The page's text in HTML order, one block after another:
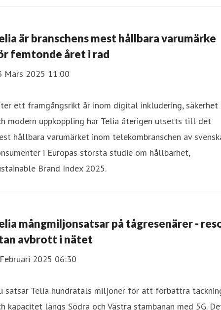
är branschens mest hållbara varumärke
femtonde året i rad
Mars 2025 11:00
ett framgångsrikt år inom digital inkludering, säkerhet
modern uppkoppling har Telia återigen utsetts till det
hållbara varumärket inom telekombranschen av
i Europas största studie om hållbarhet,
Brand Index 2025.
mångmiljonsatsar på tågresenärer -
avbrott i nätet
2025 06:30
satsar Telia hundratals miljoner för att förbättra
kapacitet längs Södra och Västra stambanan med 5G.